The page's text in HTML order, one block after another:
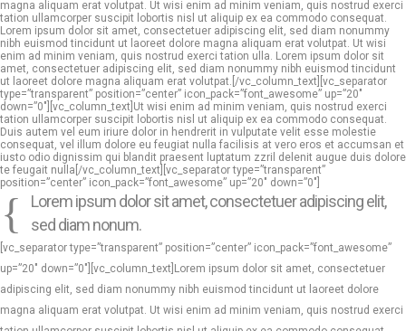
magna aliquam erat volutpat. Ut wisi enim ad minim veniam, quis nostrud exerci
tation ullamcorper suscipit lobortis nisl ut aliquip ex ea commodo consequat.
Lorem ipsum dolor sit amet, consectetuer adipiscing elit, sed diam nonummy
nibh euismod tincidunt ut laoreet dolore magna aliquam erat volutpat. Ut wisi
enim ad minim veniam, quis nostrud exerci tation ulla. Lorem ipsum dolor sit
amet, consectetuer adipiscing elit, sed diam nonummy nibh euismod tincidunt
ut laoreet dolore magna aliquam erat volutpat.[/vc_column_text][vc_separator
type=”transparent” position=”center” icon_pack=”font_awesome” up=”20″
down=”0″][vc_column_text]Ut wisi enim ad minim veniam, quis nostrud exerci
tation ullamcorper suscipit lobortis nisl ut aliquip ex ea commodo consequat.
Duis autem vel eum iriure dolor in hendrerit in vulputate velit esse molestie
consequat, vel illum dolore eu feugiat nulla facilisis at vero eros et accumsan et
iusto odio dignissim qui blandit praesent luptatum zzril delenit augue duis dolore
te feugait nulla[/vc_column_text][vc_separator type=”transparent”
position=”center” icon_pack=”font_awesome” up=”20″ down=”0″]
Lorem ipsum dolor sit amet, consectetuer adipiscing elit,
sed diam nonum.
[vc_separator type=”transparent” position=”center” icon_pack=”font_awesome”
up=”20″ down=”0″][vc_column_text]Lorem ipsum dolor sit amet, consectetuer
adipiscing elit, sed diam nonummy nibh euismod tincidunt ut laoreet dolore
magna aliquam erat volutpat. Ut wisi enim ad minim veniam, quis nostrud exerci